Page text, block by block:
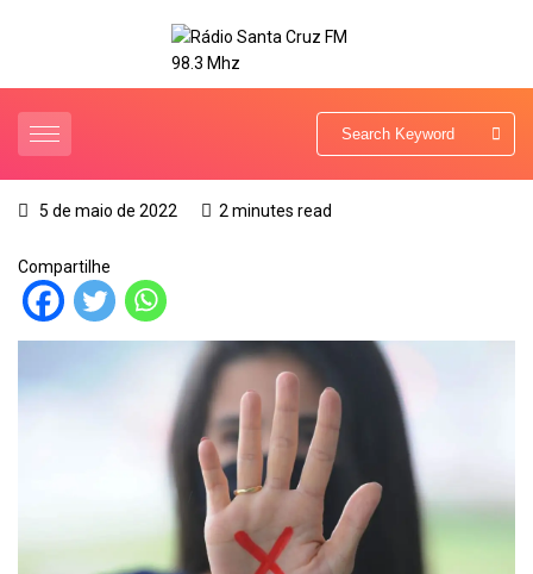
5 de maio de 2022 2 minutes read
Compartilhe